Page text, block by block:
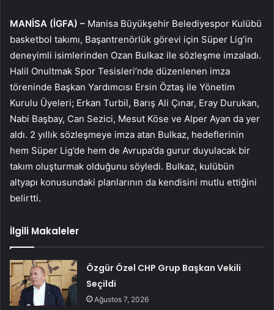
MANİSA (İGFA) – Manisa Büyükşehir Belediyespor Kulübü
basketbol takımı, Başantrenörlük görevi için Süper Lig’in
deneyimli isimlerinden Ozan Bulkaz ile sözleşme imzaladı.
Halil Onultmak Spor Tesisleri’nde düzenlenen imza
töreninde Başkan Yardımcısı Ersin Öztaş ile Yönetim
Kurulu Üyeleri; Erkan Turbil, Barış Ali Çınar, Eray Durukan,
Nabi Başbay, Can Sezici, Mesut Köse ve Alper Ayan da yer
aldı. 2 yıllık sözleşmeye imza atan Bulkaz, hedeflerinin
hem Süper Lig’de hem de Avrupa’da gurur duyulacak bir
takım oluşturmak olduğunu söyledi. Bulkaz, kulübün
altyapı konusundaki planlarının da kendisini mutlu ettiğini
belirtti.
İlgili Makaleler
Özgür Özel CHP Grup Başkan Vekili
Seçildi
Ağustos 7, 2026